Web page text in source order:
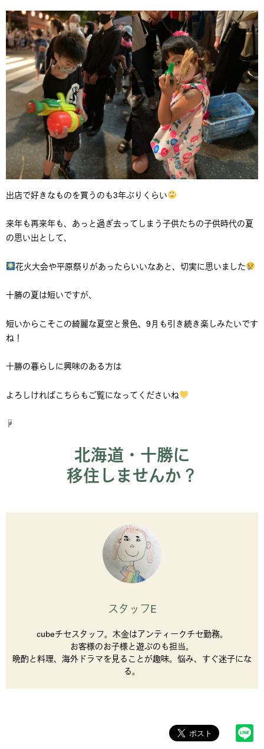
出店で好きなものを買うのも3年ぶりくらい
来年も再来年も、あっと過ぎ去ってしまう子供たちの子供時代の夏
の思い出として、
花火大会や平原祭りがあったらいいなあと、切実に思いました
十勝の夏は短いですが、
短いからこそこの綺麗な夏空と景色、9月も引き続き楽しみたいです
ね！
十勝の暮らしに興味のある方は
よろしければこちらもご覧になってくださいね
☟
北海道・十勝に
移住しませんか？
スタッフE
cubeチセスタッフ。木金はアンティークチセ勤務。
お客様のお子様と遊ぶのも担当。
晩酌と料理、海外ドラマを見ることが趣味。悩み、すぐ迷子にな
る。